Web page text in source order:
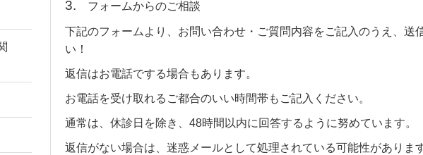
3. フォームからのご相談
下記のフォームより、お問い合わせ・ご質問内容をご記入のうえ、送
い！
返信はお電話でする場合もあります。
お電話を受け取れるご都合のいい時間帯もご記入ください。
通常は、休診日を除き、48時間以内に回答するように努めています。
返信がない場合は、迷惑メールとして処理されている可能性があります